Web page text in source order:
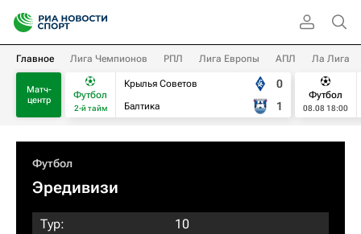
Главное Лига Чемпионов РПЛ Лига Европы АПЛ Ла Лига
Матч-
центр
Футбол
2-й тайм
Крылья Советов
Балтика
0
1
Футбол
08.08 18:00
Футбол
Эредивизи
Тур:
10